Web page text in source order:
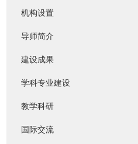
机构设置
导师简介
建设成果
学科专业建设
教学科研
国际交流